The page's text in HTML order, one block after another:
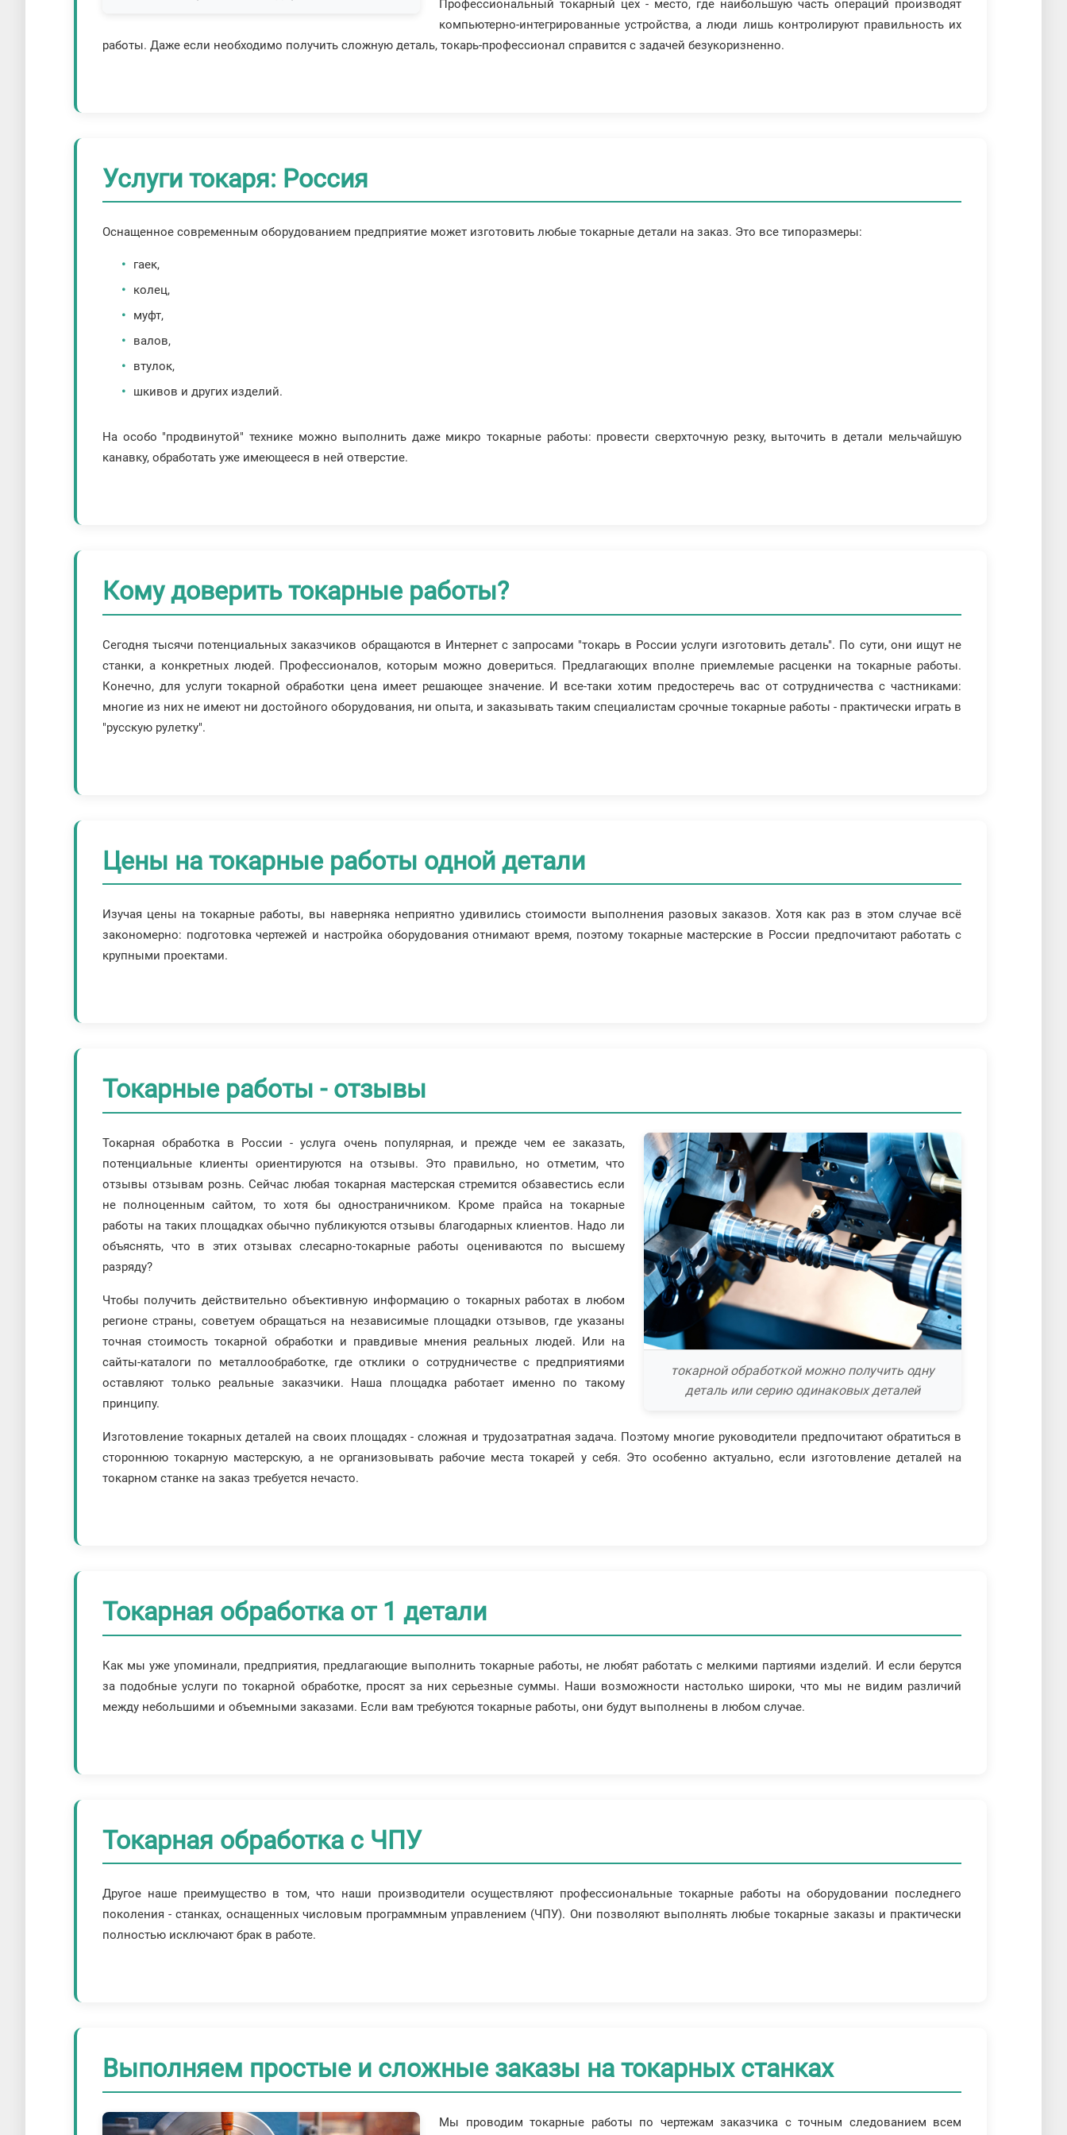
Профессиональный токарный цех - место, где наибольшую часть операций производят
компьютерно-интегрированные устройства, а люди лишь контролируют правильность их
работы. Даже если необходимо получить сложную деталь, токарь-профессионал справится с задачей безукоризненно.
Услуги токаря: Россия
Оснащенное современным оборудованием предприятие может изготовить любые токарные детали на заказ. Это все типоразмеры:
гаек,
колец,
муфт,
валов,
втулок,
шкивов и других изделий.
На особо "продвинутой" технике можно выполнить даже микро токарные работы: провести сверхточную резку, выточить в детали мельчайшую
канавку, обработать уже имеющееся в ней отверстие.
Кому доверить токарные работы?
Сегодня тысячи потенциальных заказчиков обращаются в Интернет с запросами "токарь в России услуги изготовить деталь". По сути, они ищут не
станки, а конкретных людей. Профессионалов, которым можно довериться. Предлагающих вполне приемлемые расценки на токарные работы.
Конечно, для услуги токарной обработки цена имеет решающее значение. И все-таки хотим предостеречь вас от сотрудничества с частниками:
многие из них не имеют ни достойного оборудования, ни опыта, и заказывать таким специалистам срочные токарные работы - практически играть в
"русскую рулетку".
Цены на токарные работы одной детали
Изучая цены на токарные работы, вы наверняка неприятно удивились стоимости выполнения разовых заказов. Хотя как раз в этом случае всё
закономерно: подготовка чертежей и настройка оборудования отнимают время, поэтому токарные мастерские в России предпочитают работать с
крупными проектами.
Токарные работы - отзывы
токарной обработкой можно получить одну
деталь или серию одинаковых деталей
Токарная обработка в России - услуга очень популярная, и прежде чем ее заказать,
потенциальные клиенты ориентируются на отзывы. Это правильно, но отметим, что
отзывы отзывам рознь. Сейчас любая токарная мастерская стремится обзавестись если
не полноценным сайтом, то хотя бы одностраничником. Кроме прайса на токарные
работы на таких площадках обычно публикуются отзывы благодарных клиентов. Надо ли
объяснять, что в этих отзывах слесарно-токарные работы оцениваются по высшему
разряду?
Чтобы получить действительно объективную информацию о токарных работах в любом
регионе страны, советуем обращаться на независимые площадки отзывов, где указаны
точная стоимость токарной обработки и правдивые мнения реальных людей. Или на
сайты-каталоги по металлообработке, где отклики о сотрудничестве с предприятиями
оставляют только реальные заказчики. Наша площадка работает именно по такому
принципу.
Изготовление токарных деталей на своих площадях - сложная и трудозатратная задача. Поэтому многие руководители предпочитают обратиться в
стороннюю токарную мастерскую, а не организовывать рабочие места токарей у себя. Это особенно актуально, если изготовление деталей на
токарном станке на заказ требуется нечасто.
Токарная обработка от 1 детали
Как мы уже упоминали, предприятия, предлагающие выполнить токарные работы, не любят работать с мелкими партиями изделий. И если берутся
за подобные услуги по токарной обработке, просят за них серьезные суммы. Наши возможности настолько широки, что мы не видим различий
между небольшими и объемными заказами. Если вам требуются токарные работы, они будут выполнены в любом случае.
Токарная обработка с ЧПУ
Другое наше преимущество в том, что наши производители осуществляют профессиональные токарные работы на оборудовании последнего
поколения - станках, оснащенных числовым программным управлением (ЧПУ). Они позволяют выполнять любые токарные заказы и практически
полностью исключают брак в работе.
Выполняем простые и сложные заказы на токарных станках
Мы проводим токарные работы по чертежам заказчика с точным следованием всем